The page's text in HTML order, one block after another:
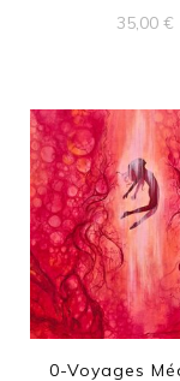
35,00 €
0-Voyages